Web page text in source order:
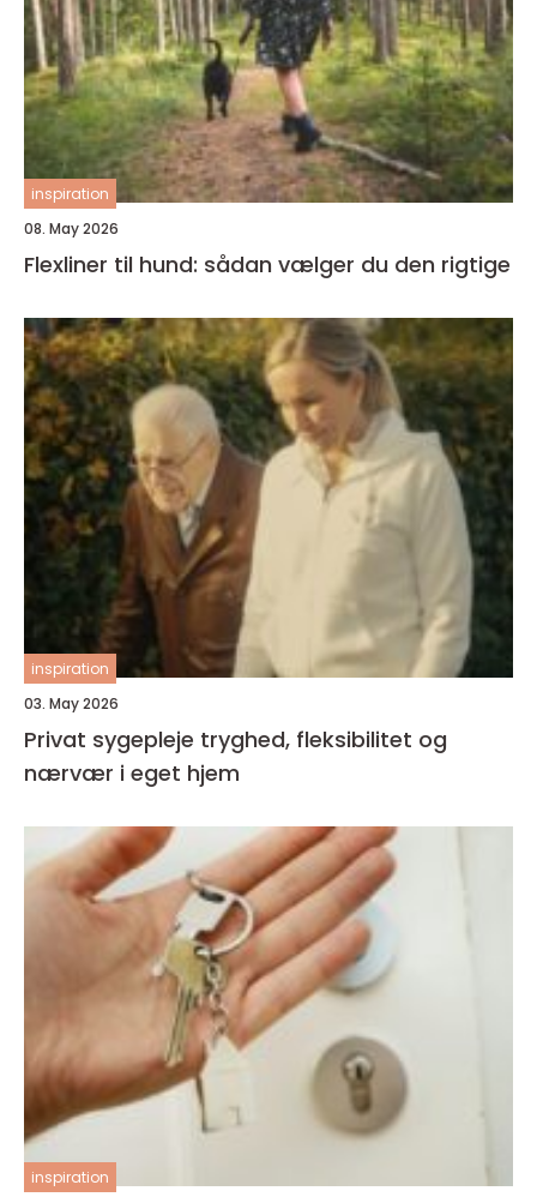
inspiration
08. May 2026
Flexliner til hund: sådan vælger du den rigtige
inspiration
03. May 2026
Privat sygepleje tryghed, fleksibilitet og
nærvær i eget hjem
inspiration